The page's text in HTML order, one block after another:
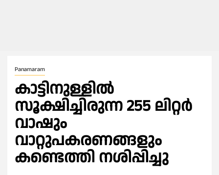
Panamaram
കാട്ടിനുള്ളിൽ
സൂക്ഷിച്ചിരുന്ന 255 ലിറ്റർ
വാഷും
വാറ്റുപകരണങ്ങളും
കണ്ടെത്തി നശിപ്പിച്ചു